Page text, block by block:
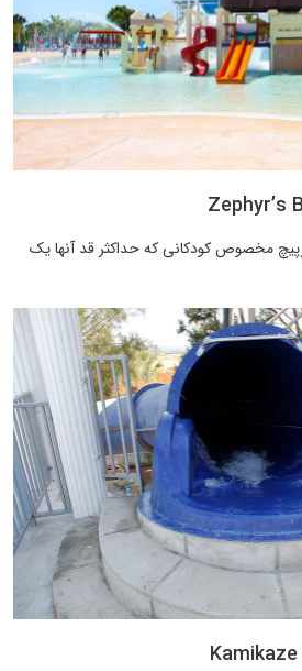
مخصوص کودکانی که حداکثر قد آنها یک